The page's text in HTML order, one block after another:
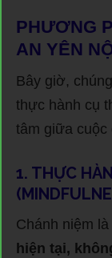
PHƯƠNG
AN YÊN
Bây giờ,
thực hành cụ
tâm giữa cuộc
1. THỰC
Chánh niệm là
hiện tại,